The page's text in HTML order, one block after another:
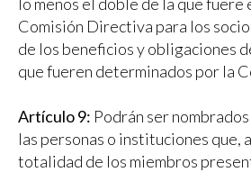
Comisión Directiva para los
de los beneficios y obligaciones
que fueren determinados por la
Artículo 9: Podrán ser
las personas o instituciones que,
totalidad de los miembros